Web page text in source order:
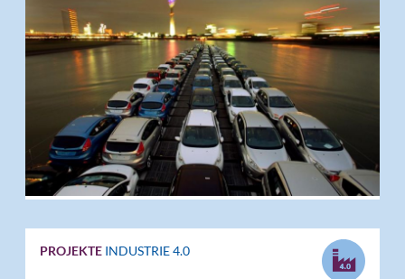
PROJEKTE INDUSTRIE 4.0